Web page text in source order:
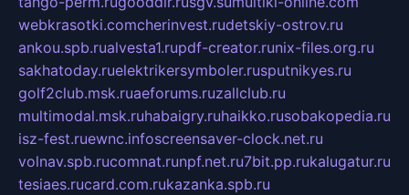
webkrasotki.comcherinvest.rudetskiy-ostrov.ru
ankou.spb.rualvesta1.rupdf-creator.runix-files.org.ru
sakhatoday.ruelektrikersymboler.rusputnikyes.ru
golf2club.msk.ruaeforums.ruzallclub.ru
multimodal.msk.ruhabaigry.ruhaikko.rusobakopedia.ru
isz-fest.ruewnc.infoscreensaver-clock.net.ru
volnav.spb.rucomnat.runpf.net.ru7bit.pp.rukalugatur.ru
tesiaes.rucard.com.rukazanka.spb.ru